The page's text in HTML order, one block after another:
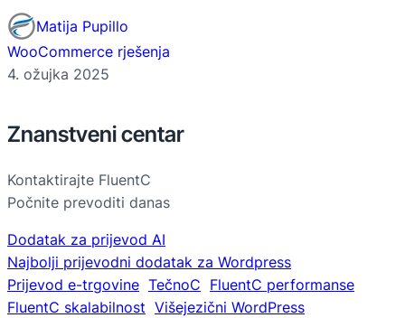
Matija Pupillo
WooCommerce rješenja
4. ožujka 2025
Znanstveni centar
Kontaktirajte FluentC
Počnite prevoditi danas
Dodatak za prijevod AI
Najbolji prijevodni dodatak za Wordpress
Prijevod e-trgovine TečnoC FluentC performanse
FluentC skalabilnost Višejezični WordPress